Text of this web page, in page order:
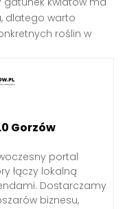
dlatego warto
roślin w
Gorzów
portal
łączy lokalną
Dostarczamy
biznesu,